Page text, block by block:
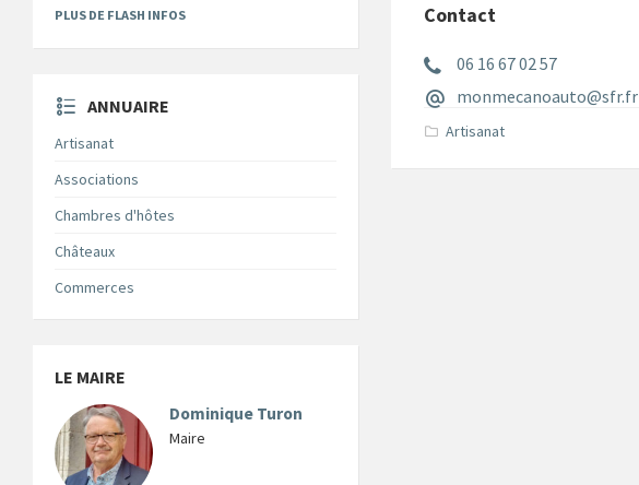
Contact
06 16 67 02 57
monmecanoauto@sfr.fr
Artisanat
PLUS DE FLASH INFOS
ANNUAIRE
Artisanat
Associations
Chambres d'hôtes
Châteaux
Commerces
LE MAIRE
Dominique Turon
Maire